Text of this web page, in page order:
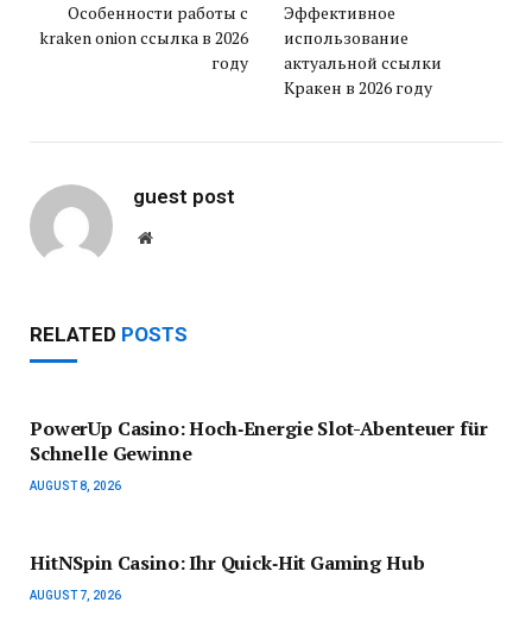
Особенности работы с
kraken onion ссылка в 2026
году
Эффективное
использование
актуальной ссылки
Кракен в 2026 году
guest post
Website
RELATED POSTS
PowerUp Casino: Hoch‑Energie Slot-Abenteuer für
Schnelle Gewinne
AUGUST 8, 2026
HitNSpin Casino: Ihr Quick‑Hit Gaming Hub
AUGUST 7, 2026